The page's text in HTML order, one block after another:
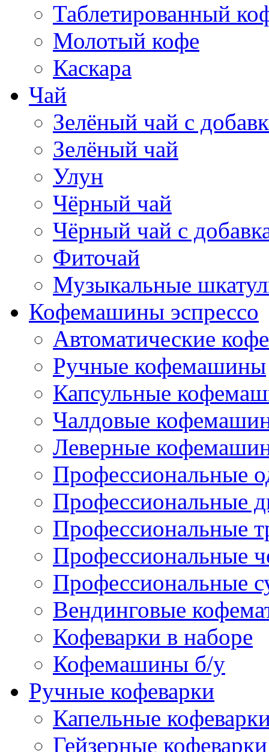
Таблетированный
Молотый кофе
Каскара
Чай
Зелёный чай с
Зелёный чай
Улун
Чёрный чай
Чёрный чай с
Фиточай
Музыкальные
Кофемашины эспрессо
Автоматические
Ручные кофемашины
Капсульные
Чалдовые
Леверные
Профессиональные
Профессиональные
Профессиональные
Профессиональные
Профессиональные
Вендинговые
Кофеварки в наборе
Кофемашины б/у
Ручные кофеварки
Капельные
Гейзерные кофеварки